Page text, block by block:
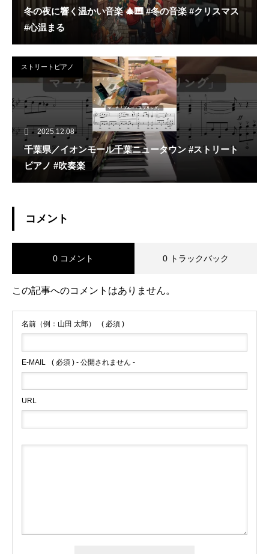
冬の夜に響く温かい音楽 🎄🎹 #冬の音楽 #クリスマス
#心温まる
ストリートピアノ
2025.12.08
千葉県／イオンモール千葉ニュータウン #ストリート
ピアノ #吹奏楽
コメント
0 コメント 0 トラックバック
この記事へのコメントはありません。
名前（例：山田 太郎） ( 必須 )
E-MAIL ( 必須 ) - 公開されません -
URL